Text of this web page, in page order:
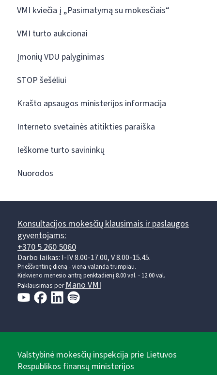
VMI kviečia į „Pasimatymą su mokesčiais“
VMI turto aukcionai
Įmonių VDU palyginimas
STOP šešėliui
Krašto apsaugos ministerijos informacija
Interneto svetainės atitikties paraiška
Ieškome turto savininkų
Nuorodos
Konsultacijos mokesčių klausimais ir paslaugos
gyventojams:
+370 5 260 5060
Darbo laikas: I-IV 8.00-17.00, V 8.00-15.45.
Prieššventinę dieną - viena valanda trumpiau.
Kiekvieno mėnesio antrą penktadienį 8.00 val. - 12.00 val.
Paklausimas perMano VMI
Valstybinė mokesčių inspekcija prie Lietuvos
Respublikos finansų ministerijos